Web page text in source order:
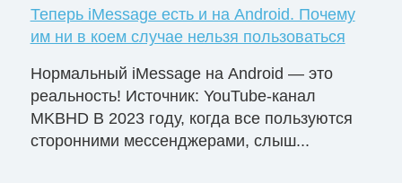
Теперь iMessage есть и на Android. Почему
им ни в коем случае нельзя пользоваться
Нормальный iMessage на Android — это
реальность! Источник: YouTube-канал
MKBHD В 2023 году, когда все пользуются
сторонними мессенджерами, слыш...